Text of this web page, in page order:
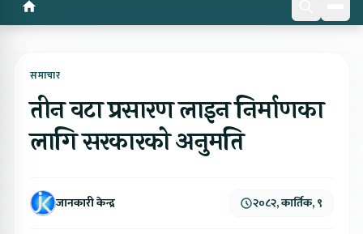
समाचार
तीन वटा प्रसारण लाइन निर्माणका
लागि सरकारको अनुमति
जानकारी केन्द्र २०८२, कार्तिक, ९